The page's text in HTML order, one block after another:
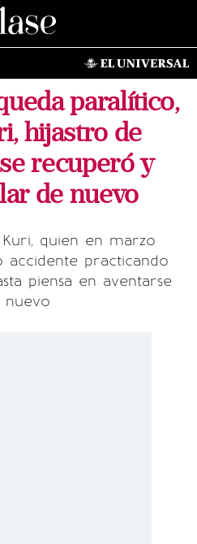
paralítico,
hijastro de
recuperó y
de nuevo
quien en marzo
accidente practicando
piensa en aventarse
nuevo